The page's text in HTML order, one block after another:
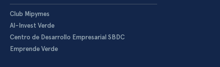
Club Mipymes
Al-Invest Verde
Centro de Desarrollo Empresarial SBDC
Emprende Verde